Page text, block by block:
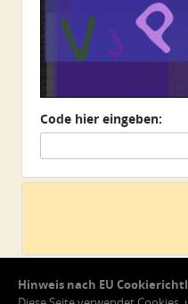
Code hier eingeben:
Hinweis nach EU